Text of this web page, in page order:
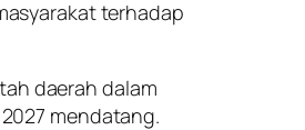
terhadap
daerah dalam
mendatang.